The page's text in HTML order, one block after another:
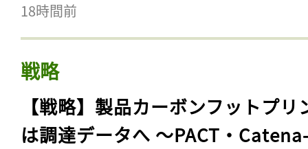
18時間前
戦略
【戦略】製品カーボンフットプリ
は調達データへ 〜PACT・